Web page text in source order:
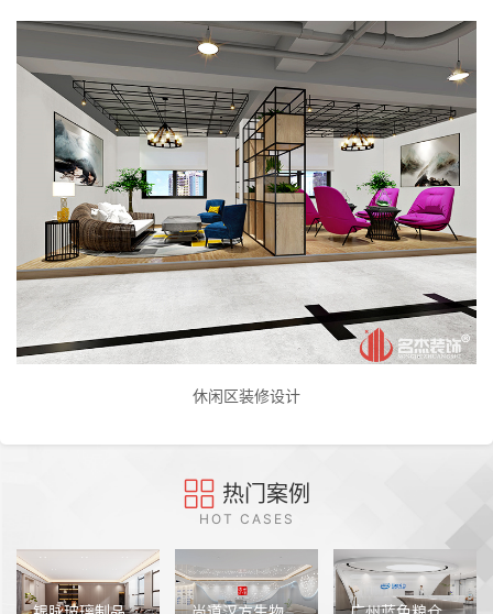
休闲区装修设计
热门案例
HOT CASES